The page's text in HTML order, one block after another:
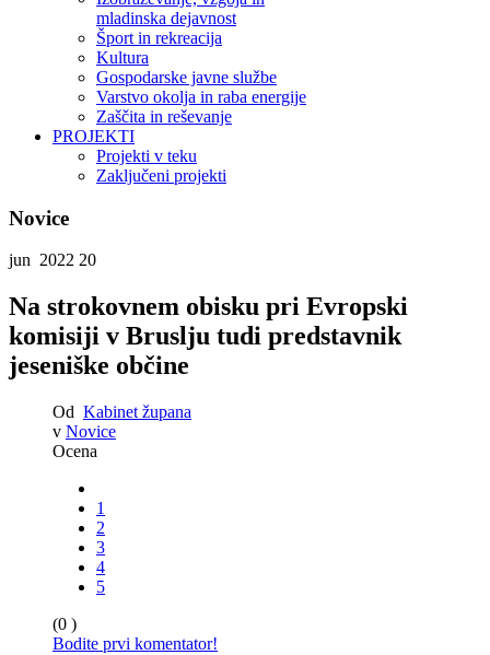
mladinska dejavnost
Šport in rekreacija
Kultura
Gospodarske javne službe
Varstvo okolja in raba energije
Zaščita in reševanje
PROJEKTI
Projekti v teku
Zaključeni projekti
Novice
jun 2022 20
Na strokovnem obisku pri Evropski
komisiji v Bruslju tudi predstavnik
jeseniške občine
Od Kabinet župana
v Novice
Ocena
1
2
3
4
5
(0 )
Bodite prvi komentator!